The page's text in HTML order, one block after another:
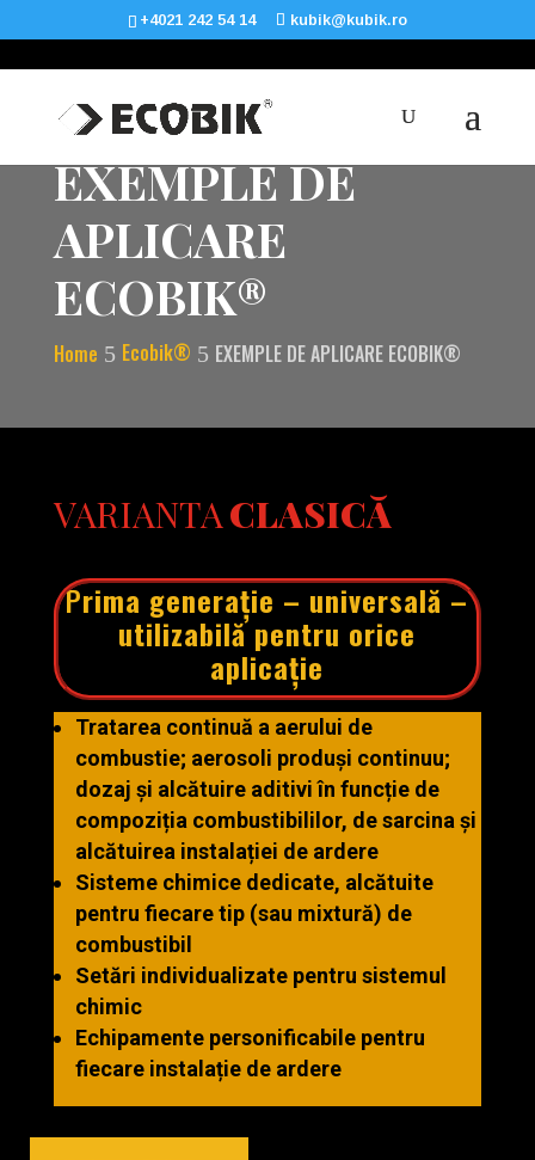
+4021 242 54 14 kubik@kubik.ro
EXEMPLE DE
APLICARE
ECOBIK®
Home Ecobik® EXEMPLE DE APLICARE ECOBIK®
VARIANTACLASICĂ
​Prima generație – universală –
utilizabilă pentru orice
aplicație
Tratarea continuă a aerului de
combustie; aerosoli produși continuu;
dozaj și alcătuire aditivi în funcție de
compoziția combustibililor, de sarcina și
alcătuirea instalației de ardere
Sisteme chimice dedicate, alcătuite
pentru fiecare tip (sau mixtură) de
combustibil
Setări individualizate pentru sistemul
chimic
Echipamente personificabile pentru
fiecare instalație de ardere